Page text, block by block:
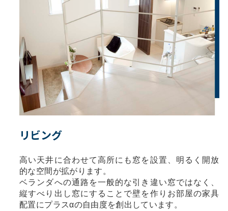
リビング
高い天井に合わせて高所にも窓を設置、明るく開放
的な空間が拡がります。
ベランダへの通路を一般的な引き違い窓ではなく、
縦すべり出し窓にすることで壁を作りお部屋の家具
配置にプラスαの自由度を創出しています。